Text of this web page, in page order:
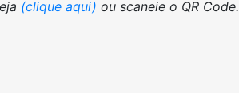
(clique aqui) ou scaneie o QR Code.